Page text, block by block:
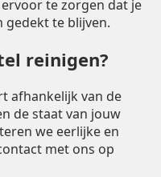
te zorgen dat je
gedekt te blijven.
reinigen?
afhankelijk van de
de staat van jouw
we eerlijke en
met ons op